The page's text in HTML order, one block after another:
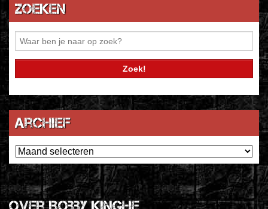
Zoeken
Archief
Archief